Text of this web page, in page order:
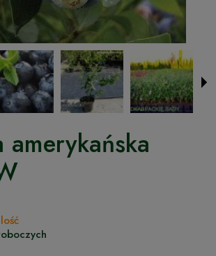
amerykańska